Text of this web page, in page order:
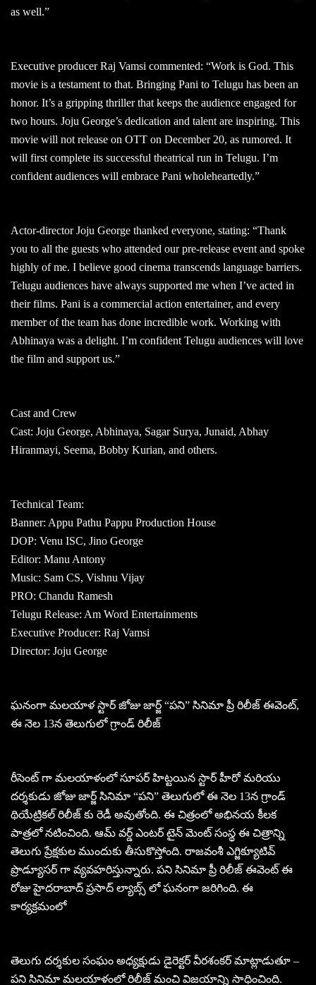
as well.”
Executive producer Raj Vamsi commented: “Work is God. This
movie is a testament to that. Bringing Pani to Telugu has been an
honor. It’s a gripping thriller that keeps the audience engaged for
two hours. Joju George’s dedication and talent are inspiring. This
movie will not release on OTT on December 20, as rumored. It
will first complete its successful theatrical run in Telugu. I’m
confident audiences will embrace Pani wholeheartedly.”
Actor-director Joju George thanked everyone, stating: “Thank
you to all the guests who attended our pre-release event and spoke
highly of me. I believe good cinema transcends language barriers.
Telugu audiences have always supported me when I’ve acted in
their films. Pani is a commercial action entertainer, and every
member of the team has done incredible work. Working with
Abhinaya was a delight. I’m confident Telugu audiences will love
the film and support us.”
Cast and Crew
Cast: Joju George, Abhinaya, Sagar Surya, Junaid, Abhay
Hiranmayi, Seema, Bobby Kurian, and others.
Technical Team:
Banner: Appu Pathu Pappu Production House
DOP: Venu ISC, Jino George
Editor: Manu Antony
Music: Sam CS, Vishnu Vijay
PRO: Chandu Ramesh
Telugu Release: Am Word Entertainments
Executive Producer: Raj Vamsi
Director: Joju George
ఘనంగా మలయాళ స్టార్ జోజు జార్జ్ “పని” సినిమా ప్రీ రిలీజ్ ఈవెంట్,
ఈ నెల 13న తెలుగులో గ్రాండ్ రిలీజ్
రీసెంట్ గా మలయాళంలో సూపర్ హిట్టయిన స్టార్ హీరో మరియు
దర్శకుడు జోజు జార్జ్ సినిమా “పని” తెలుగులో ఈ నెల 13న గ్రాండ్
థియేట్రికల్ రిలీజ్ కు రెడీ అవుతోంది. ఈ చిత్రంలో అభినయ కీలక
పాత్రలో నటించింది. ఆమ్ వర్డ్ ఎంటర్ టైన్ మెంట్ సంస్థ ఈ చిత్రాన్ని
తెలుగు ప్రేక్షకుల ముందుకు తీసుకొస్తోంది. రాజవంశీ ఎగ్జిక్యూటివ్
ప్రొడ్యూసర్ గా వ్యవహరిస్తున్నారు. పని సినిమా ప్రీ రిలీజ్ ఈవెంట్ ఈ
రోజు హైదరాబాద్ ప్రసాద్ ల్యాబ్స్ లో ఘనంగా జరిగింది. ఈ
కార్యక్రమంలో
తెలుగు దర్శకుల సంఘం అధ్యక్షుడు డైరెక్టర్ వీరశంకర్ మాట్లాడుతూ –
పని సినిమా మలయాళంలో రిలీజ్ మంచి విజయాన్ని సాధించింది.